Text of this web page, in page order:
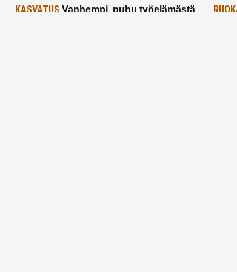
KASVATUS Vanhempi, puhu työelämästä